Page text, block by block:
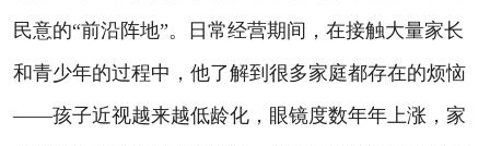
民意的“前沿阵地”。日常经营期间，在接触大量家长
和青少年的过程中，他了解到很多家庭都存在的烦恼
——孩子近视越来越低龄化，眼镜度数年年上涨，家